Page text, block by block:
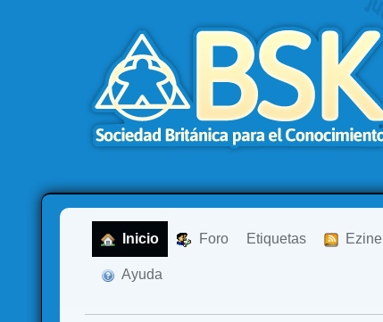
Inicio Foro Etiquetas Ezine
Ayuda